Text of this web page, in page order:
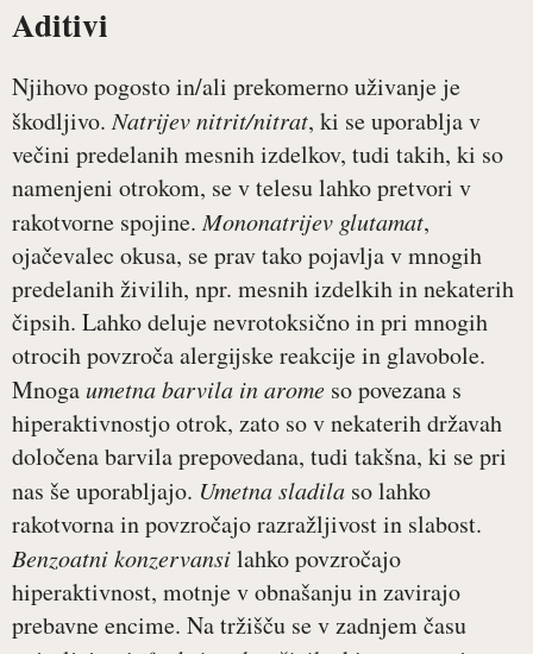
Aditivi
Njihovo pogosto in/ali prekomerno uživanje je
škodljivo.Natrijev nitrit/nitrat, ki se uporablja v
večini predelanih mesnih izdelkov, tudi takih, ki so
namenjeni otrokom, se v telesu lahko pretvori v
rakotvorne spojine.Mononatrijev glutamat,
ojačevalec okusa, se prav tako pojavlja v mnogih
predelanih živilih, npr. mesnih izdelkih in nekaterih
čipsih. Lahko deluje nevrotoksično in pri mnogih
otrocih povzroča alergijske reakcije in glavobole.
Mnogaumetna barvila in arome so povezana s
hiperaktivnostjo otrok, zato so v nekaterih državah
določena barvila prepovedana, tudi takšna, ki se pri
nas še uporabljajo. Umetna sladila so lahko
rakotvorna in povzročajo razražljivost in slabost.
Benzoatni konzervansilahko povzročajo
hiperaktivnost, motnje v obnašanju in zavirajo
prebavne encime. Na tržišču se v zadnjem času